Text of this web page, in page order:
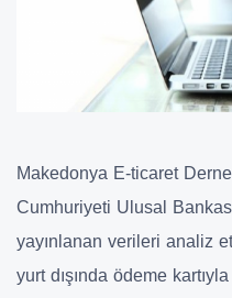
Makedonya E-ticaret
Cumhuriyeti Ulusal
yayınlanan verileri analiz
yurt dışında ödeme